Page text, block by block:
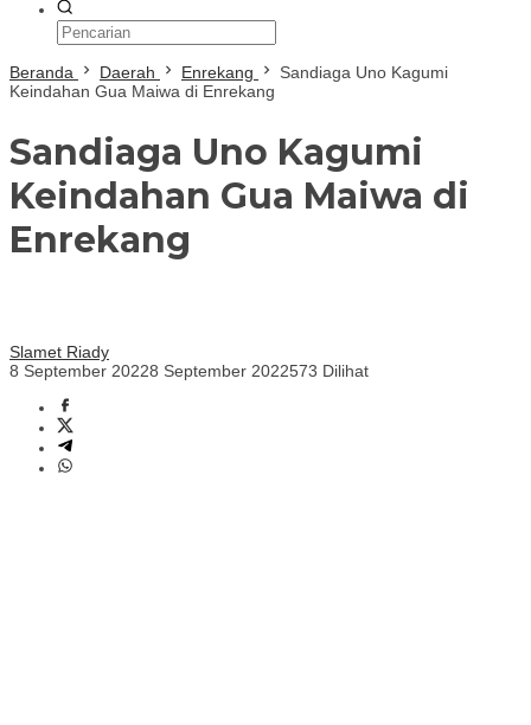
Beranda Daerah Enrekang
Sandiaga Uno Kagumi
Keindahan Gua Maiwa di Enrekang
Sandiaga Uno Kagumi
Keindahan Gua Maiwa di
Enrekang
Slamet Riady
8 September 20228 September 2022573 Dilihat